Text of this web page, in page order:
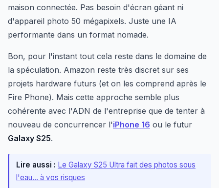
maison connectée. Pas besoin d'écran géant ni
d'appareil photo 50 mégapixels. Juste une IA
performante dans un format nomade.
Bon, pour l'instant tout cela reste dans le domaine de
la spéculation. Amazon reste très discret sur ses
projets hardware futurs (et on les comprend après le
Fire Phone). Mais cette approche semble plus
cohérente avec l'ADN de l'entreprise que de tenter à
nouveau de concurrencer l'iPhone 16 ou le futur
Galaxy S25.
Lire aussi : Le Galaxy S25 Ultra fait des photos sous
l'eau... à vos risques